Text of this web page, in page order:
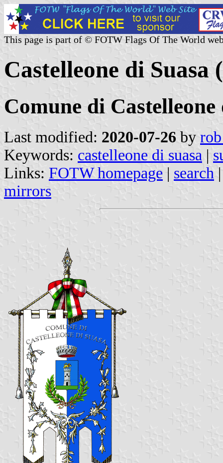
This page is part of © FOTW Flags Of The World
Castelleone di
Comune di Castelleone
Last modified: 2020-07-26 by
Keywords: castelleone di suasa |
Links: FOTW homepage | search
mirrors